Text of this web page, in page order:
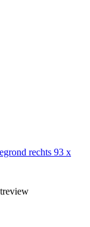
rechts 93 x